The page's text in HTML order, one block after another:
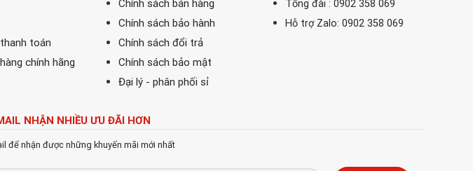
toán
chính hãng
Chính sách bán hàng
Chính sách bảo hành
Chính sách đổi trả
Chính sách bảo mật
Đại lý - phân phối sỉ
Tổng đài : 0902 358 069
Hỗ trợ Zalo: 0902 358 069
NHẬN NHIỀU ƯU ĐÃI HƠN
để nhận được những khuyến mãi mới nhất